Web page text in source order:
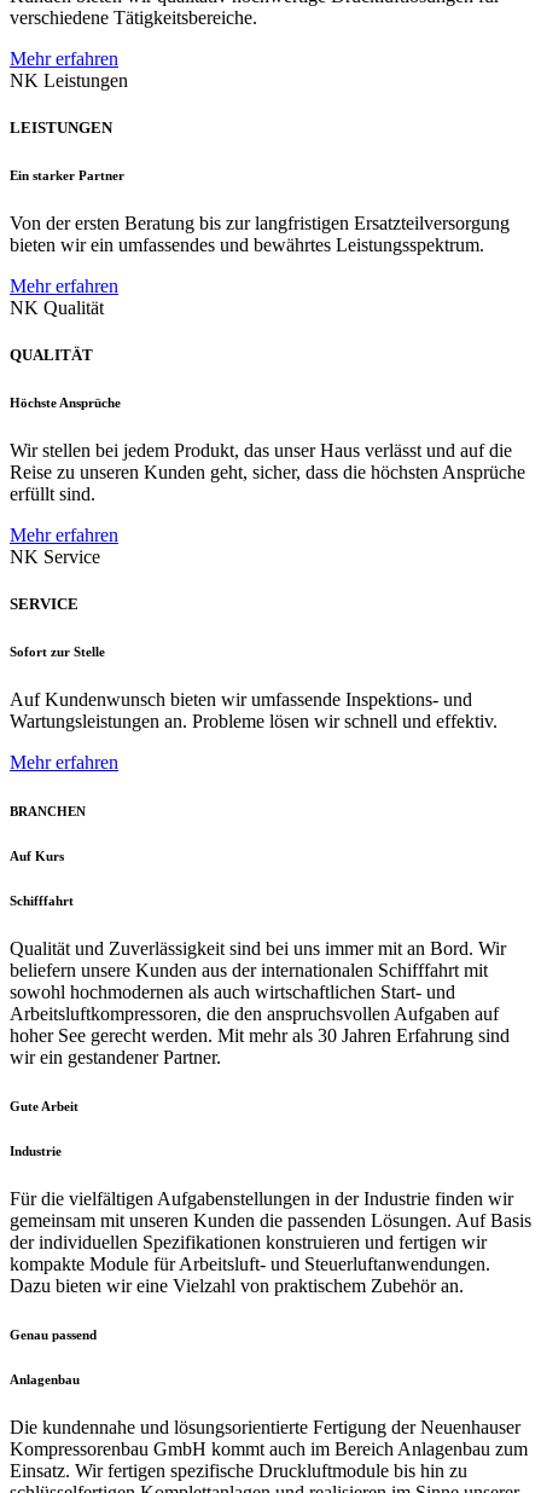
verschiedene Tätigkeitsbereiche.
Mehr erfahren
NK Leistungen
LEISTUNGEN
Ein starker Partner
Von der ersten Beratung bis zur langfristigen Ersatzteilversorgung
bieten wir ein umfassendes und bewährtes Leistungsspektrum.
Mehr erfahren
NK Qualität
QUALITÄT
Höchste Ansprüche
Wir stellen bei jedem Produkt, das unser Haus verlässt und auf die
Reise zu unseren Kunden geht, sicher, dass die höchsten Ansprüche
erfüllt sind.
Mehr erfahren
NK Service
SERVICE
Sofort zur Stelle
Auf Kundenwunsch bieten wir umfassende Inspektions- und
Wartungsleistungen an. Probleme lösen wir schnell und effektiv.
Mehr erfahren
BRANCHEN
Auf Kurs
Schifffahrt
Qualität und Zuverlässigkeit sind bei uns immer mit an Bord. Wir
beliefern unsere Kunden aus der internationalen Schifffahrt mit
sowohl hochmodernen als auch wirtschaftlichen Start- und
Arbeitsluftkompressoren, die den anspruchsvollen Aufgaben auf
hoher See gerecht werden. Mit mehr als 30 Jahren Erfahrung sind
wir ein gestandener Partner.
Gute Arbeit
Industrie
Für die vielfältigen Aufgabenstellungen in der Industrie finden wir
gemeinsam mit unseren Kunden die passenden Lösungen. Auf Basis
der individuellen Spezifikationen konstruieren und fertigen wir
kompakte Module für Arbeitsluft- und Steuerluftanwendungen.
Dazu bieten wir eine Vielzahl von praktischem Zubehör an.
Genau passend
Anlagenbau
Die kundennahe und lösungsorientierte Fertigung der Neuenhauser
Kompressorenbau GmbH kommt auch im Bereich Anlagenbau zum
Einsatz. Wir fertigen spezifische Druckluftmodule bis hin zu